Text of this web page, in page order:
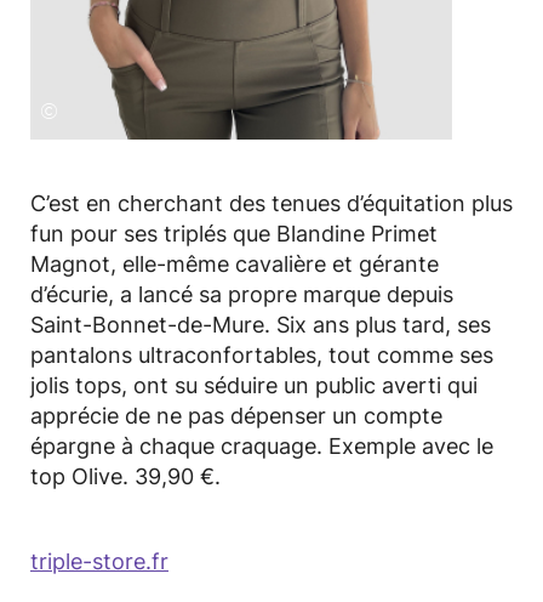
©
C’est en cherchant des tenues d’équitation plus
fun pour ses triplés que Blandine Primet
Magnot, elle-même cavalière et gérante
d’écurie, a lancé sa propre marque depuis
Saint-Bonnet-de-Mure. Six ans plus tard, ses
pantalons ultraconfortables, tout comme ses
jolis tops, ont su séduire un public averti qui
apprécie de ne pas dépenser un compte
épargne à chaque craquage. Exemple avec le
top Olive. 39,90 €.
triple-store.fr